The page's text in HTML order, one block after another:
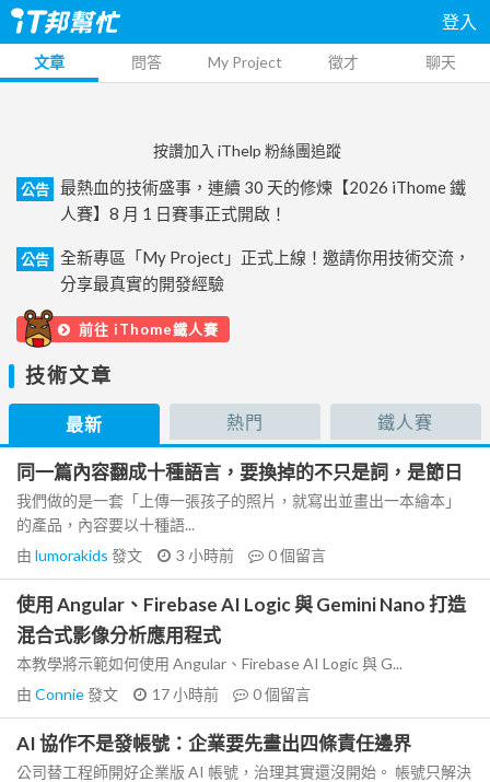
登入
文章 問答 My Project 徵才 聊天
按讚加入 iThelp 粉絲團追蹤
公告
最熱血的技術盛事，連續 30 天的修煉【2026 iThome 鐵
人賽】8 月 1 日賽事正式開啟！
公告
全新專區「My Project」正式上線！邀請你用技術交流，
分享最真實的開發經驗
前往 iThome鐵人賽
技術文章
最新 熱門 鐵人賽
同一篇內容翻成十種語言，要換掉的不只是詞，是節日
我們做的是一套「上傳一張孩子的照片，就寫出並畫出一本繪本」
的產品，內容要以十種語...
由 lumorakids 發文 3 小時前 0個留言
使用 Angular、Firebase AI Logic 與 Gemini Nano 打造
混合式影像分析應用程式
本教學將示範如何使用 Angular、Firebase AI Logic 與 G...
由 Connie發文 17 小時前 0個留言
AI 協作不是發帳號：企業要先畫出四條責任邊界
公司替工程師開好企業版 AI 帳號，治理其實還沒開始。 帳號只解決